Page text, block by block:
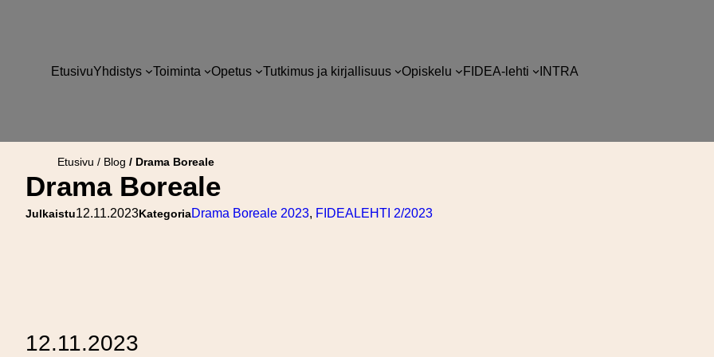
EtusivuYhdistys Toiminta Opetus Tutkimus ja kirjallisuus Opiskelu FIDEA-lehti INTRA
Etusivu Blog Drama Boreale
Drama Boreale
Julkaistu12.11.2023KategoriaDrama Boreale 2023, FIDEALEHTI 2/2023
12.11.2023